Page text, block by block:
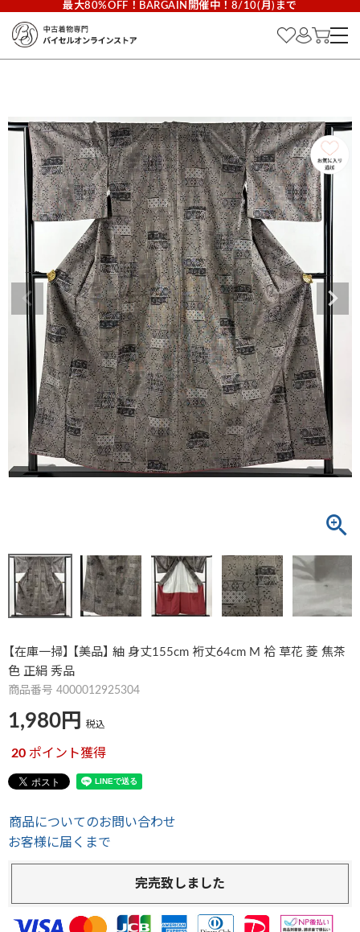
最大80%OFF！BARGAIN開催中！8/10(月)まで
【在庫一掃】 【美品】 紬 身丈155cm 裄丈64cm M 袷 草花 菱 焦茶
色 正絹 秀品
商品番号 4000012925304
1,980 税込
20 ポイント獲得
商品についてのお問い合わせ
お客様に届くまで
完売致しました